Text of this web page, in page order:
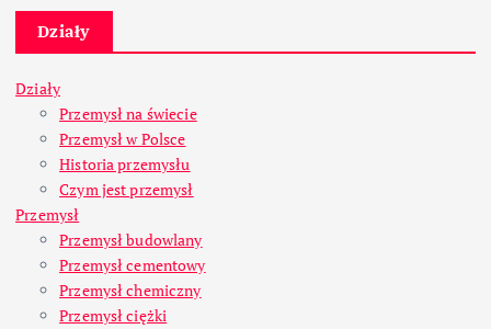
Działy
Działy
Przemysł na świecie
Przemysł w Polsce
Historia przemysłu
Czym jest przemysł
Przemysł
Przemysł budowlany
Przemysł cementowy
Przemysł chemiczny
Przemysł ciężki